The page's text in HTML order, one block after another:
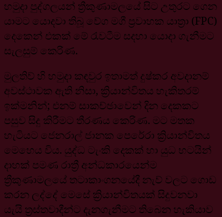
හමුදා පුද්ගලයන් ත්‍රීකුණාමලයේ සිට උතුරට ගෙන
යාමට යොදවා තිබූ වේග මගී ප්‍රවාහක යාත්‍රා (FPC)
දෙකෙන් එකක් මේ රැවටීම සදහා යොදා ගැනීමට
සැලසුම් කෙරිණ.
මුලතිව් හි හමුදා කඳවුර ඉතාමත් දුෂ්කර අවදානම්
අවස්ථාවක ඇති නිසා, ක්‍රියාන්විතය හැකිතරම්
ඉක්මනින්; එනම් සාකච්ඡාවෙන් දින දෙකකට
පසුව සිදු කිරීමට තීරණය කෙරිණ. මට මතක
හැටියට ජෙනරාල් ජානක පෙරේරා ක්‍රියාන්විතය
මෙහෙය විය. යුද්ධ ටැංකි දෙකක් හා යුධ භටයින්
දාහක් පමණ රාත්‍රී අන්ධකාරයෙන්ම
ත්‍රීකුණාමලයේ තටාකාංගනයේදී නැව් වලට ගොඩ
කරන ලද්දේ මෙසේ ක්‍රියාන්විතයක් සිදුවනවා
යැයි ත්‍රස්තවාදීන්ට දැනගැනීමට තිබෙන හැකියාව